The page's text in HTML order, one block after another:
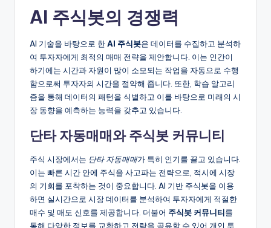
AI 주식봇의 경쟁력
AI 기술을 바탕으로 한AI 주식봇은 데이터를 수집하고 분석하
여 투자자에게 최적의 매매 전략을 제안합니다. 이는 인간이
하기에는 시간과 자원이 많이 소모되는 작업을 자동으로 수행
함으로써 투자자의 시간을 절약해 줍니다. 또한, 학습 알고리
즘을 통해 데이터의 패턴을 식별하고 이를 바탕으로 미래의 시
장 동향을 예측하는 능력을 갖추고 있습니다.
단타 자동매매와 주식봇 커뮤니티
주식 시장에서는 단타 자동매매가 특히 인기를 끌고 있습니다.
이는 빠른 시간 안에 주식을 사고파는 전략으로, 적시에 시장
의 기회를 포착하는 것이 중요합니다. AI 기반 주식봇을 이용
하면 실시간으로 시장 데이터를 분석하여 투자자에게 적절한
매수 및 매도 신호를 제공합니다. 더불어 주식봇 커뮤니티를
통해 다양한 정보를 교환하고 전략을 공유할 수 있어 개인 투